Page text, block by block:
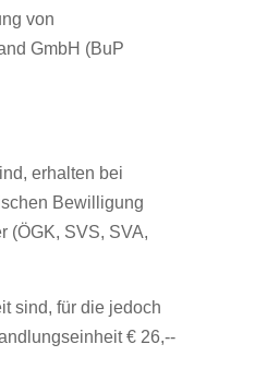
von
GmbH (BuP
erhalten bei
Bewilligung
(ÖGK, SVS, SVA,
sind, für die jedoch
€ 26,--